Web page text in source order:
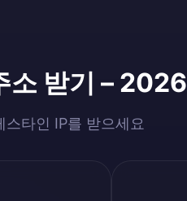
소 받기 – 2026
타인 IP를 받으세요